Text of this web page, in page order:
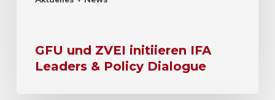
GFU und ZVEI initiieren IFA
Leaders & Policy Dialogue